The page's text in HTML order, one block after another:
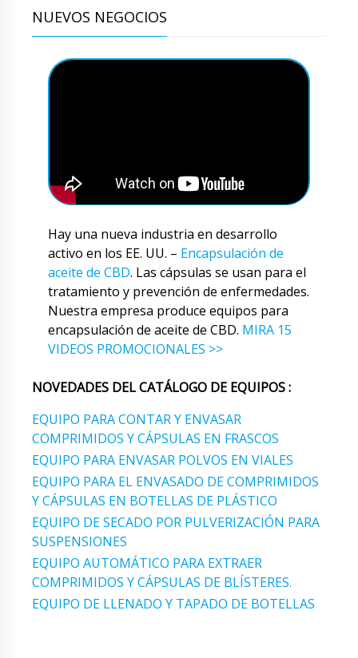
NUEVOS NEGOCIOS
Hay una nueva industria en desarrollo
activo en los EE. UU. – Encapsulación de
aceite de CBD. Las cápsulas se usan para el
tratamiento y prevención de enfermedades.
Nuestra empresa produce equipos para
encapsulación de aceite de CBD. MIRA 15
VIDEOS PROMOCIONALES >>
NOVEDADES DEL CATÁLOGO DE EQUIPOS :
EQUIPO PARA CONTAR Y ENVASAR
COMPRIMIDOS Y CÁPSULAS EN FRASCOS
EQUIPO PARA ENVASAR POLVOS EN VIALES
EQUIPO PARA EL ENVASADO DE COMPRIMIDOS
Y CÁPSULAS EN BOTELLAS DE PLÁSTICO
EQUIPO DE SECADO POR PULVERIZACIÓN PARA
SUSPENSIONES
EQUIPO AUTOMÁTICO PARA EXTRAER
COMPRIMIDOS Y CÁPSULAS DE BLÍSTERES.
EQUIPO DE LLENADO Y TAPADO DE BOTELLAS